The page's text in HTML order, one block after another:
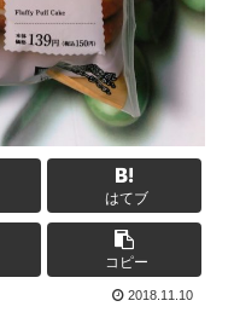
はてブ
コピー
2018.11.10